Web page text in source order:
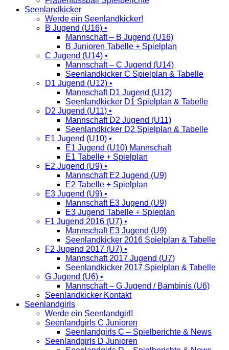
Seenlandkicker
Werde ein Seenlandkicker!
B Jugend (U16) •
Mannschaft – B Jugend (U16)
B Junioren Tabelle + Spielplan
C Jugend (U14) •
Mannschaft – C Jugend (U14)
Seenlandkicker C Spielplan & Tabelle
D1 Jugend (U12) •
Mannschaft D1 Jugend (U12)
Seenlandkicker D1 Spielplan & Tabelle
D2 Jugend (U11) •
Mannschaft D2 Jugend (U11)
Seenlandkicker D2 Spielplan & Tabelle
E1 Jugend (U10) •
E1 Jugend (U10) Mannschaft
E1 Tabelle + Spielplan
E2 Jugend (U9) •
Mannschaft E2 Jugend (U9)
E2 Tabelle + Spielplan
E3 Jugend (U9) •
Mannschaft E3 Jugend (U9)
E3 Jugend Tabelle + Spieplan
F1 Jugend 2016 (U7) •
Mannschaft E3 Jugend (U9)
Seenlandkicker 2016 Spielplan & Tabelle
F2 Jugend 2017 (U7) •
Mannschaft 2017 Jugend (U7)
Seenlandkicker 2017 Spielplan & Tabelle
G Jugend (U6) •
Mannschaft – G Jugend / Bambinis (U6)
Seenlandkicker Kontakt
Seenlandgirls
Werde ein Seenlandgirl!
Seenlandgirls C Junioren
Seenlandgirls C – Spielberichte & News
Seenlandgirls D Junioren